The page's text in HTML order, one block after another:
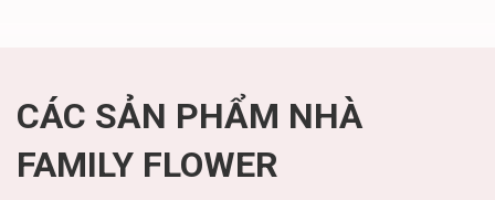
CÁC SẢN PHẨM NHÀ
FAMILY FLOWER